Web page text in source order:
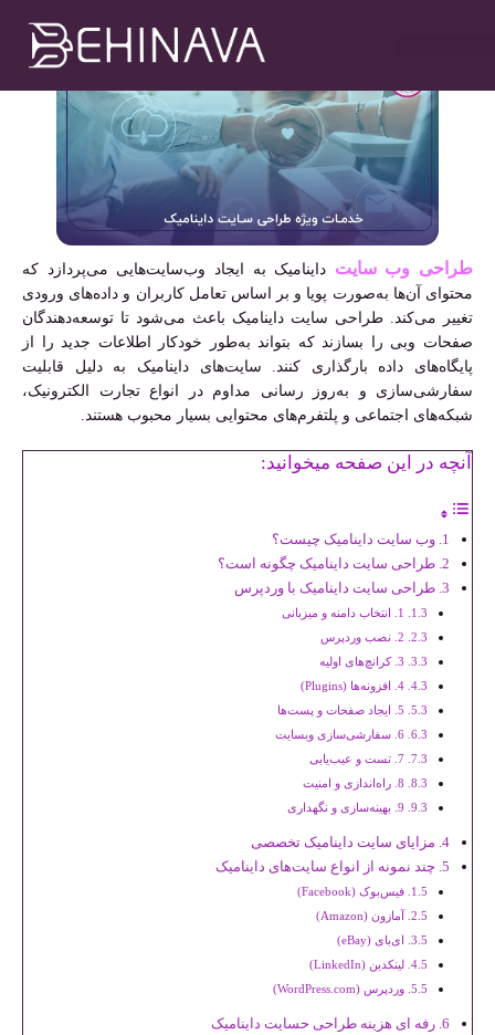
طراحی وب سایت داینامیک به ایجاد وب‌سایت‌هایی می‌پردازد که
محتوای آن‌ها به‌صورت پویا و بر اساس تعامل کاربران و داده‌های ورودی
تغییر می‌کند. طراحی سایت داینامیک باعث می‌شود تا توسعه‌دهندگان
صفحات وبی را بسازند که بتواند به‌طور خودکار اطلاعات جدید را از
پایگاه‌های داده بارگذاری کنند. سایت‌های داینامیک به دلیل قابلیت
سفارشی‌سازی و به‌روز رسانی مداوم در انواع تجارت الکترونیک،
شبکه‌های اجتماعی و پلتفرم‌های محتوایی بسیار محبوب هستند.
آنچه در این صفحه میخوانید:
وب سایت داینامیک چیست؟
طراحی سایت داینامیک چگونه است؟
طراحی سایت داینامیک با وردپرس
1. انتخاب دامنه و میزبانی
2. نصب وردپرس
3. کرانچ‌های اولیه
4. افزونه‌ها (Plugins)
5. ایجاد صفحات و پست‌ها
6. سفارشی‌سازی وبسایت
7. تست و عیب‌یابی
8. راه‌اندازی و امنیت
9. بهینه‌سازی و نگهداری
مزایای سایت داینامیک تخصصی
چند نمونه از انواع سایت‌های داینامیک
فیس‌بوک (Facebook)
آمازون (Amazon)
ای‌بای (eBay)
لینکدین (LinkedIn)
وردپرس (WordPress.com)
رفه ای هزینه طراحی حسایت داینامیک